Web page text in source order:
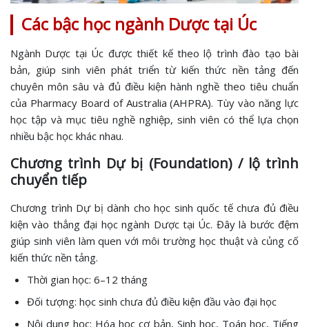
Các bậc học ngành Dược tại Úc
Ngành Dược tại Úc được thiết kế theo lộ trình đào tạo bài
bản, giúp sinh viên phát triển từ kiến thức nền tảng đến
chuyên môn sâu và đủ điều kiện hành nghề theo tiêu chuẩn
của Pharmacy Board of Australia (AHPRA). Tùy vào năng lực
học tập và mục tiêu nghề nghiệp, sinh viên có thể lựa chọn
nhiều bậc học khác nhau.
Chương trình Dự bị (Foundation) / lộ trình
chuyển tiếp
Chương trình Dự bị dành cho học sinh quốc tế chưa đủ điều
kiện vào thẳng đại học ngành Dược tại Úc. Đây là bước đệm
giúp sinh viên làm quen với môi trường học thuật và củng cố
kiến thức nền tảng.
Thời gian học: 6–12 tháng
Đối tượng: học sinh chưa đủ điều kiện đầu vào đại học
Nội dung học: Hóa học cơ bản, Sinh học, Toán học, Tiếng